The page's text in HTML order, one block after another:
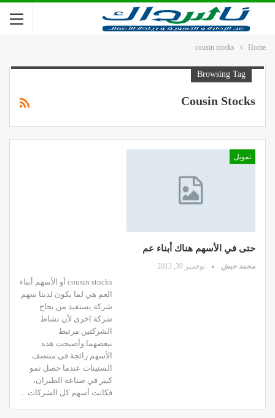
Home
cousin stocks
Browsing Tag
Cousin Stocks
تمويل
حتى في الأسهم هناك أبناء عم
محمد حبش نوفمبر 30, 2013
cousin stocks أو الأسهم أبناء
العم هي لما يكون لدينا سهم
شركة يستفيد من نجاح
شركة اخرى لأن نشاط
الشركتين مرتبط
ببعضهما.وأصبحت هذه
الأسهم رائجة في منتصف
الستينات عندما حصل نمو
كبير في صناعة الطيران،
فكانت أسهم كل الشركات…